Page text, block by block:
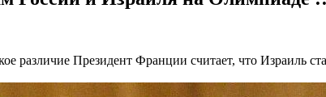
различие Президент Франции считает, что Израиль